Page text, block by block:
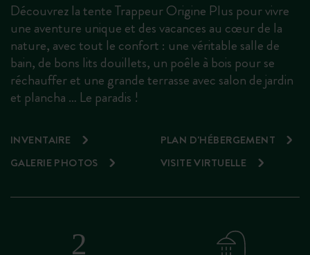
Découvrez la tente Trappeur Origine Plus pour vivre
une aventure unique et des vacances au cœur de la
nature, avec tout le confort : une véritable salle de
bain, de bons lits douillets, un poêle à bois pour se
réchauffer et une grande terrasse avec salon de jardin
et plancha … Le paradis !
INVENTAIRE
PLAN D'HÉBERGEMENT
GALERIE PHOTOS
VISITE VIRTUELLE